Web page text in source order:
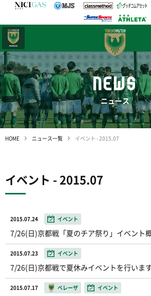
NEWS
ニュース
HOME ニュース一覧 イベント - 2015.07
イベント - 2015.07
2015.07.24 イベント
7/26(日)京都戦「夏のチア祭り」イベント
2015.07.23 イベント
7/26(日)京都戦で夏休みイベントを行いま
2015.07.17 ベレーザ イベント